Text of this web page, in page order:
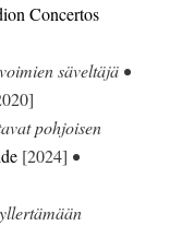
Concertos
säveltäjä •
pohjoisen
[2024] •